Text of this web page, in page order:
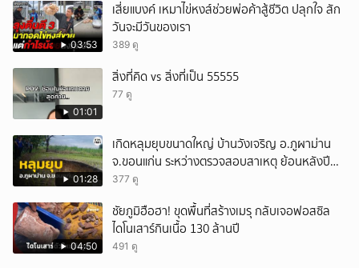
03:53
เสี่ยแบงค์ เหมาไข่หงส์ช่วยพ่อค้าสู้ชีวิต ปลุกใจ สัก
วันจะมีวันของเรา
389 ดู
01:01
สิ่งที่คิด vs สิ่งที่เป็น 55555
77 ดู
01:28
เกิดหลุมยุบขนาดใหญ่ บ้านวังเจริญ อ.ภูผาม่าน
จ.ขอนแก่น ระหว่างตรวจสอบสาเหตุ ย้อนหลังปี
2568 พบเคยพบหลุมยุบมาแล้วครั้งหนึ่ง
377 ดู
04:50
ชัยภูมิฮือฮา! ขุดพื้นที่สร้างเมรุ กลับเจอฟอสซิล
ไดโนเสาร์กินเนื้อ 130 ล้านปี
491 ดู